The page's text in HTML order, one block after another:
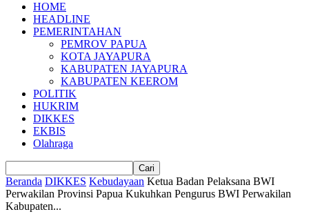
HOME
HEADLINE
PEMERINTAHAN
PEMROV PAPUA
KOTA JAYAPURA
KABUPATEN JAYAPURA
KABUPATEN KEEROM
POLITIK
HUKRIM
DIKKES
EKBIS
Olahraga
Beranda DIKKES Kebudayaan Ketua Badan Pelaksana BWI
Perwakilan Provinsi Papua Kukuhkan Pengurus BWI Perwakilan
Kabupaten...